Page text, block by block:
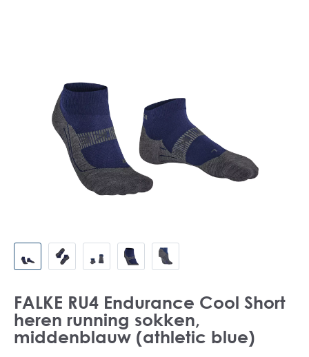
FALKE RU4 Endurance Cool Short
heren running sokken,
middenblauw (athletic blue)